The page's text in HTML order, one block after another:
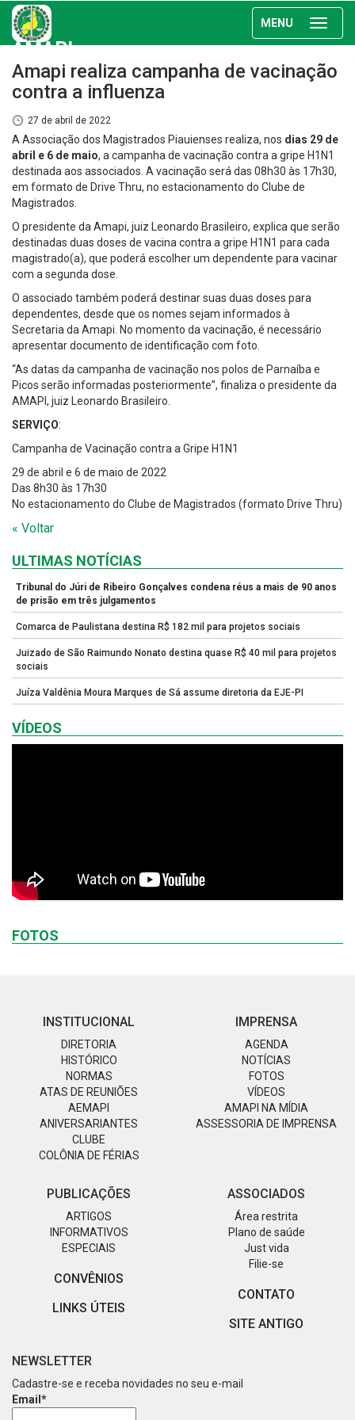
MENU
AMAPI
Amapi realiza campanha de vacinação
contra a influenza
27 de abril de 2022
A Associação dos Magistrados Piauienses realiza, nos dias 29 de
abril e 6 de maio, a campanha de vacinação contra a gripe H1N1
destinada aos associados. A vacinação será das 08h30 às 17h30,
em formato de Drive Thru, no estacionamento do Clube de
Magistrados.
O presidente da Amapi, juiz Leonardo Brasileiro, explica que serão
destinadas duas doses de vacina contra a gripe H1N1 para cada
magistrado(a), que poderá escolher um dependente para vacinar
com a segunda dose.
O associado também poderá destinar suas duas doses para
dependentes, desde que os nomes sejam informados à
Secretaria da Amapi. No momento da vacinação, é necessário
apresentar documento de identificação com foto.
“As datas da campanha de vacinação nos polos de Parnaíba e
Picos serão informadas posteriormente”, finaliza o presidente da
AMAPI, juiz Leonardo Brasileiro.
SERVIÇO:
Campanha de Vacinação contra a Gripe H1N1
29 de abril e 6 de maio de 2022
Das 8h30 às 17h30
No estacionamento do Clube de Magistrados (formato Drive Thru)
« Voltar
ULTIMAS NOTÍCIAS
Tribunal do Júri de Ribeiro Gonçalves condena réus a mais de 90 anos
de prisão em três julgamentos
Comarca de Paulistana destina R$ 182 mil para projetos sociais
Juizado de São Raimundo Nonato destina quase R$ 40 mil para projetos
sociais
Juíza Valdênia Moura Marques de Sá assume diretoria da EJE-PI
VÍDEOS
FOTOS
INSTITUCIONAL
DIRETORIA
HISTÓRICO
NORMAS
ATAS DE REUNIÕES
AEMAPI
ANIVERSARIANTES
CLUBE
COLÔNIA DE FÉRIAS
IMPRENSA
AGENDA
NOTÍCIAS
FOTOS
VÍDEOS
AMAPI NA MÍDIA
ASSESSORIA DE IMPRENSA
PUBLICAÇÕES
ARTIGOS
INFORMATIVOS
ESPECIAIS
CONVÊNIOS
LINKS ÚTEIS
ASSOCIADOS
Área restrita
Plano de saúde
Just vida
Filie-se
CONTATO
SITE ANTIGO
NEWSLETTER
Cadastre-se e receba novidades no seu e-mail
Email*